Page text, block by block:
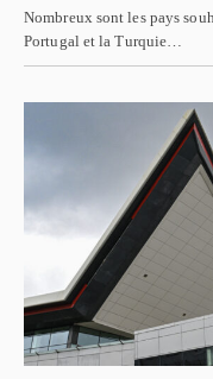
Nombreux sont les pays
Portugal et la Turquie…